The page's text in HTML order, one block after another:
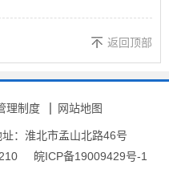
返回顶部
理制度 网站地图
址：淮北市孟山北路46号
皖ICP备19009429号-1